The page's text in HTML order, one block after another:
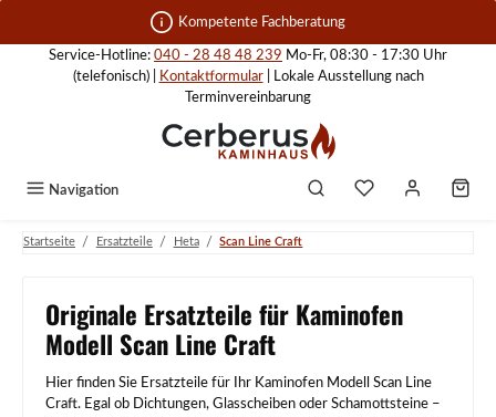
Zum Hauptinhalt springen Kompetente Fachberatung
Service-Hotline: 040 - 28 48 48 239 Mo-Fr, 08:30 - 17:30 Uhr
(telefonisch) |
Kontaktformular| Lokale Ausstellung nach
Terminvereinbarung
Navigation
Startseite / Ersatzteile / Heta / Scan Line Craft
Originale Ersatzteile für Kaminofen
Modell Scan Line Craft
Hier finden Sie Ersatzteile für Ihr Kaminofen Modell Scan Line
Craft. Egal ob Dichtungen, Glasscheiben oder Schamottsteine –